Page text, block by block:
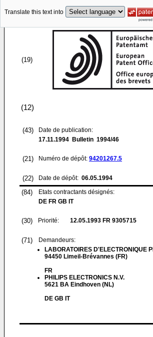
Translate this text into
(19)
(12)
(43)
Date de publication:
17.11.1994 Bulletin 1994/46
(21) Numéro de dépôt: 94201267.5
(22) Date de dépôt: 06.05.1994
(84)
Etats contractants désignés:
DE FR GB IT
(30) Priorité: 12.05.1993 FR 9305715
(71)
Demandeurs:
LABORATOIRES D'ELECTRONIQUE
94450 Limeil-Brévannes (FR)
FR
PHILIPS ELECTRONICS N.V.
5621 BA Eindhoven (NL)
DE GB IT